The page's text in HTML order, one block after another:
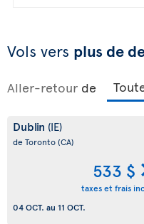
Vols vers plus de
Aller-retour de
Dublin (IE)
de Toronto(CA)
533 $
taxes et frais
04 OCT. au 11 OCT.